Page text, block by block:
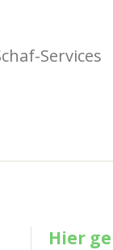
Services
Hier